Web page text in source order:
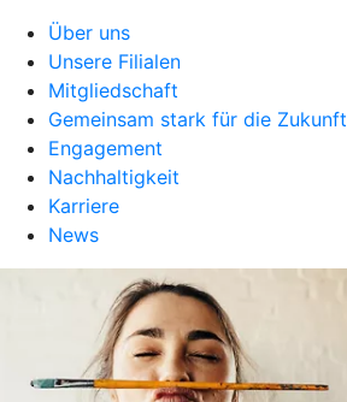
Über uns
Unsere Filialen
Mitgliedschaft
Gemeinsam stark für die Zukunft
Engagement
Nachhaltigkeit
Karriere
News